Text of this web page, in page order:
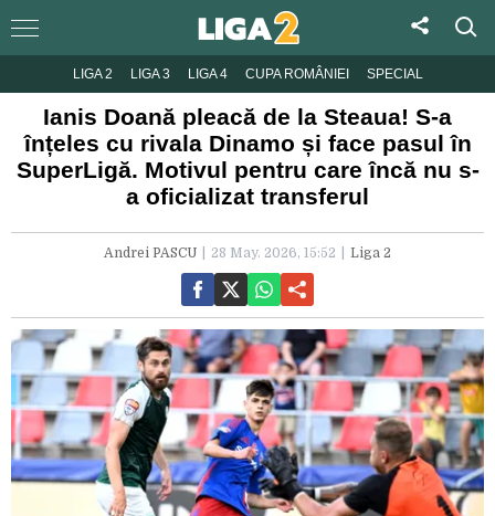
LIGA 2 LIGA 3 LIGA 4 CUPA ROMÂNIEI SPECIAL
Ianis Doană pleacă de la Steaua! S-a
înțeles cu rivala Dinamo și face pasul în
SuperLigă. Motivul pentru care încă nu s-
a oficializat transferul
Andrei PASCU 28 May. 2026, 15:52 Liga 2